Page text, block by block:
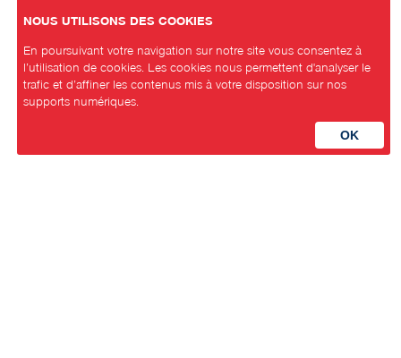
NOUS UTILISONS DES COOKIES
En poursuivant votre navigation sur notre site vous consentez à
l’utilisation de cookies. Les cookies nous permettent d'analyser le
trafic et d’affiner les contenus mis à votre disposition sur nos
supports numériques.